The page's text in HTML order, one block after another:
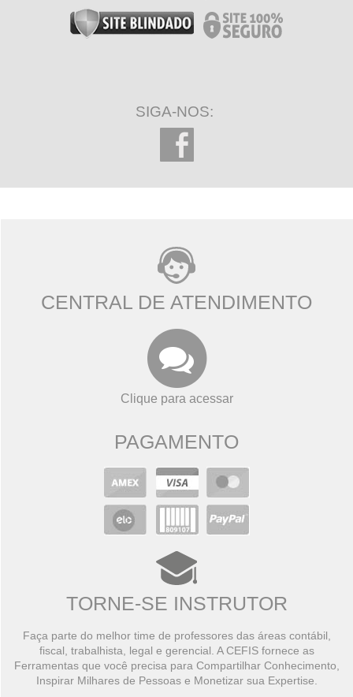
SIGA-NOS:
CENTRAL DE ATENDIMENTO
Clique para acessar
PAGAMENTO
TORNE-SE INSTRUTOR
Faça parte do melhor time de professores das áreas contábil,
fiscal, trabalhista, legal e gerencial. A CEFIS fornece as
Ferramentas que você precisa para Compartilhar Conhecimento,
Inspirar Milhares de Pessoas e Monetizar sua Expertise.